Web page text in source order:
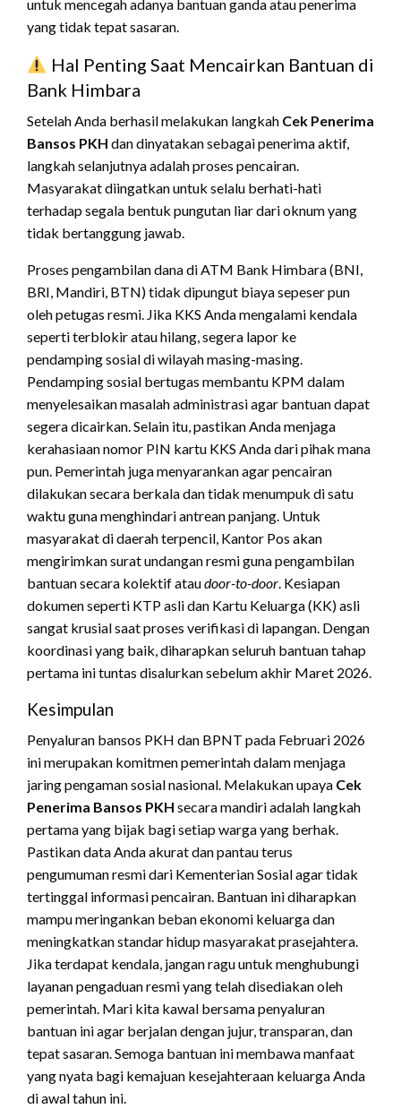
untuk mencegah adanya bantuan ganda atau penerima
yang tidak tepat sasaran.
Hal Penting Saat Mencairkan Bantuan di
Bank Himbara
Setelah Anda berhasil melakukan langkah Cek Penerima
Bansos PKH dan dinyatakan sebagai penerima aktif,
langkah selanjutnya adalah proses pencairan.
Masyarakat diingatkan untuk selalu berhati-hati
terhadap segala bentuk pungutan liar dari oknum yang
tidak bertanggung jawab.
Proses pengambilan dana di ATM Bank Himbara (BNI,
BRI, Mandiri, BTN) tidak dipungut biaya sepeser pun
oleh petugas resmi. Jika KKS Anda mengalami kendala
seperti terblokir atau hilang, segera lapor ke
pendamping sosial di wilayah masing-masing.
Pendamping sosial bertugas membantu KPM dalam
menyelesaikan masalah administrasi agar bantuan dapat
segera dicairkan. Selain itu, pastikan Anda menjaga
kerahasiaan nomor PIN kartu KKS Anda dari pihak mana
pun. Pemerintah juga menyarankan agar pencairan
dilakukan secara berkala dan tidak menumpuk di satu
waktu guna menghindari antrean panjang. Untuk
masyarakat di daerah terpencil, Kantor Pos akan
mengirimkan surat undangan resmi guna pengambilan
bantuan secara kolektif ataudoor-to-door. Kesiapan
dokumen seperti KTP asli dan Kartu Keluarga (KK) asli
sangat krusial saat proses verifikasi di lapangan. Dengan
koordinasi yang baik, diharapkan seluruh bantuan tahap
pertama ini tuntas disalurkan sebelum akhir Maret 2026.
Kesimpulan
Penyaluran bansos PKH dan BPNT pada Februari 2026
ini merupakan komitmen pemerintah dalam menjaga
jaring pengaman sosial nasional. Melakukan upaya Cek
Penerima Bansos PKH secara mandiri adalah langkah
pertama yang bijak bagi setiap warga yang berhak.
Pastikan data Anda akurat dan pantau terus
pengumuman resmi dari Kementerian Sosial agar tidak
tertinggal informasi pencairan. Bantuan ini diharapkan
mampu meringankan beban ekonomi keluarga dan
meningkatkan standar hidup masyarakat prasejahtera.
Jika terdapat kendala, jangan ragu untuk menghubungi
layanan pengaduan resmi yang telah disediakan oleh
pemerintah. Mari kita kawal bersama penyaluran
bantuan ini agar berjalan dengan jujur, transparan, dan
tepat sasaran. Semoga bantuan ini membawa manfaat
yang nyata bagi kemajuan kesejahteraan keluarga Anda
di awal tahun ini.